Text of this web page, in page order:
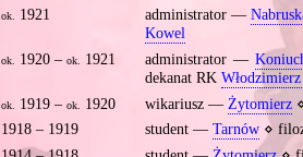
ok. 1921 administrator —
Kowel
ok. 1920 –ok. 1921 administrator —
dekanat RK
ok. 1919 –ok. 1920 wikariusz — Żytomierz⋄
1918 – 1919
student — Tarnów⋄